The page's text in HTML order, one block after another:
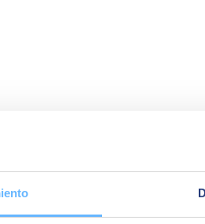
integral de soluciones y servicios
Con una facturación de
América Latina, Estados